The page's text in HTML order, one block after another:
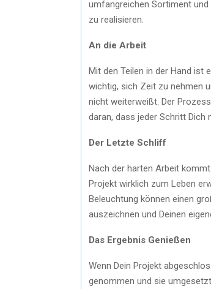
umfangreichen Sortiment und
zu realisieren.
An die Arbeit
Mit den Teilen in der Hand ist
wichtig, sich Zeit zu nehmen
nicht weiterweißt. Der
daran, dass jeder Schritt Dich
Der Letzte Schliff
Nach der harten Arbeit
Projekt wirklich zum Leben
Beleuchtung können einen
auszeichnen und Deinen
Das Ergebnis Genießen
Wenn Dein Projekt
genommen und sie